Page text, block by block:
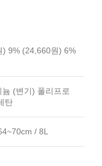
) 9% (24,660원) 6%
(변기) 폴리프로
탄
/ 8L